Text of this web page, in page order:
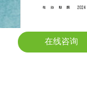
在线咨询
在线咨询